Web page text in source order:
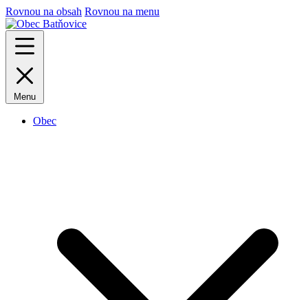
Rovnou na obsah Rovnou na menu
Menu
Obec